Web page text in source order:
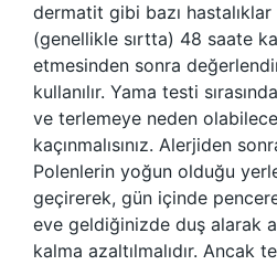
dermatit gibi bazı
(genellikle sırtta) 48 saate
etmesinden sonra
kullanılır. Yama testi
ve terlemeye neden
kaçınmalısınız. Alerjiden
Polenlerin yoğun olduğu
geçirerek, gün içinde
eve geldiğinizde duş alarak
kalma azaltılmalıdır. Ancak